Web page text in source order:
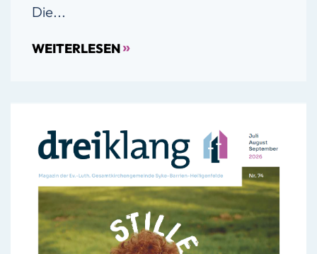
Die...
WEITERLESEN»